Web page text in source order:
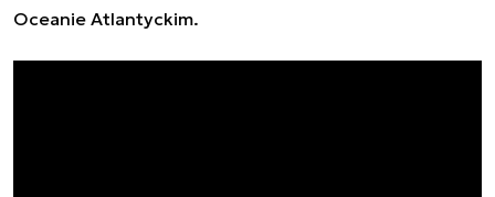
Oceanie Atlantyckim.